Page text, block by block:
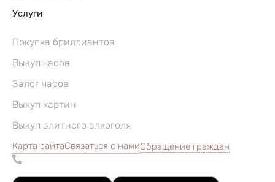
Услуги
Покупка бриллиантов
Выкуп часов
Залог часов
Выкуп картин
Выкуп элитного алкоголя
Карта сайтаСвязаться с намиОбращение граждан